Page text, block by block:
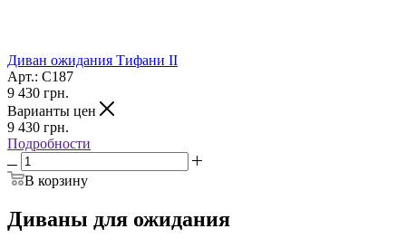
Диван ожидания Тифани II
Арт.: С187
9 430 грн.
Варианты цен
9 430 грн.
Подробности
В корзину
Диваны для ожидания